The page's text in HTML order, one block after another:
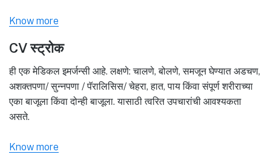
Know more
CV स्ट्रोक
ही एक मेडिकल इमर्जन्सी आहे. लक्षणे: चालणे, बोलणे, समजून घेण्यात अडचण,
अशक्तपणा/ सुन्नपणा / पॅरालिसिस/ चेहरा, हात, पाय किंवा संपूर्ण शरीराच्या
एका बाजूला किंवा दोन्ही बाजूला. यासाठी त्वरित उपचारांची आवश्यकता
असते.
Know more